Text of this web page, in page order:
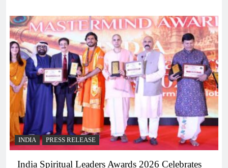
INDIA PRESS RELEASE
India Spiritual Leaders Awards 2026 Celebrates